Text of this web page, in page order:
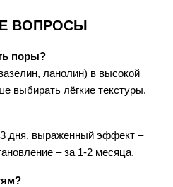
ВОПРОСЫ
поры?
ланолин) в высокой
выбирать лёгкие текстуры.
дня, выраженный эффект –
– за 1-2 месяца.